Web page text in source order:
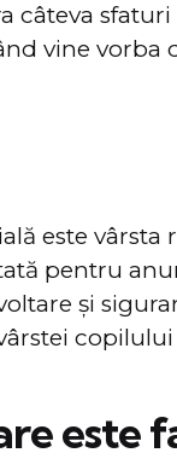
câteva
vine vorba
este
pentru
și
copilului
este